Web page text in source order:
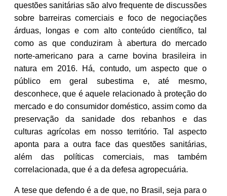
questões sanitárias são alvo frequente de discussões
sobre barreiras comerciais e foco de negociações
árduas, longas e com alto conteúdo científico, tal
como as que conduziram à abertura do mercado
norte-americano para a carne bovina brasileira in
natura em 2016. Há, contudo, um aspecto que o
público em geral subestima e, até mesmo,
desconhece, que é aquele relacionado à proteção do
mercado e do consumidor doméstico, assim como da
preservação da sanidade dos rebanhos e das
culturas agrícolas em nosso território. Tal aspecto
aponta para a outra face das questões sanitárias,
além das políticas comerciais, mas também
correlacionada, que é a da defesa agropecuária.
A tese que defendo é a de que, no Brasil, seja para o